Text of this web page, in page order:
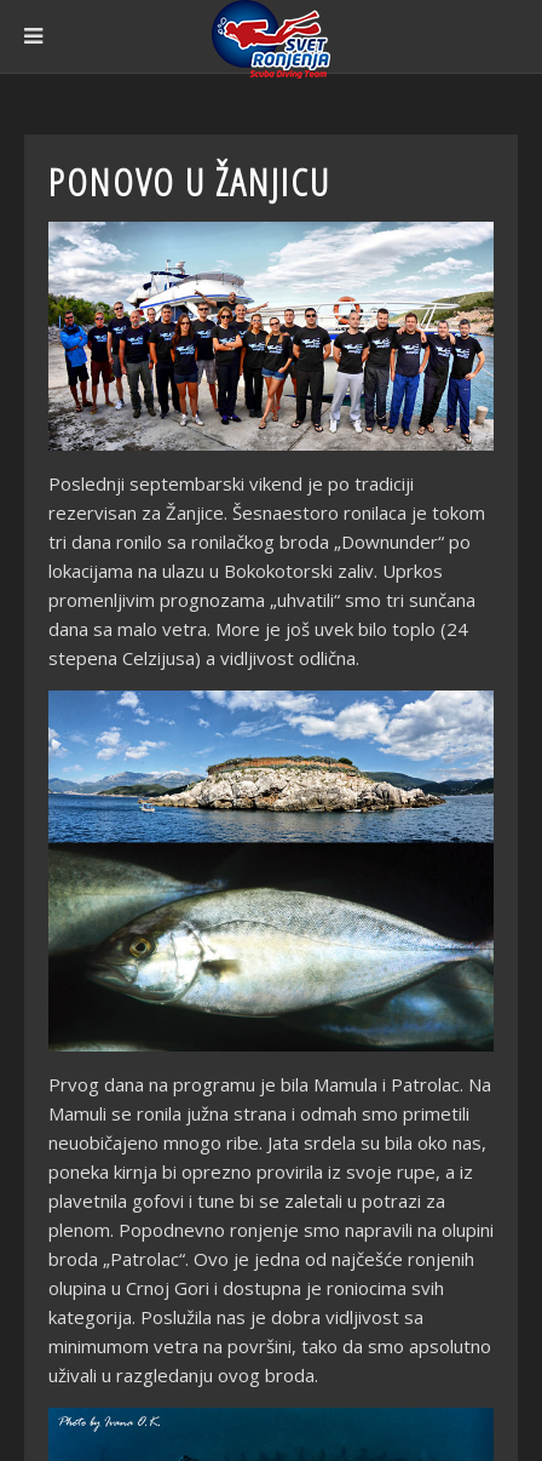
PONOVO U ŽANJICU
Poslednji septembarski vikend je po tradiciji
rezervisan za Žanjice. Šesnaestoro ronilaca je tokom
tri dana ronilo sa ronilačkog broda „Downunder“ po
lokacijama na ulazu u Bokokotorski zaliv. Uprkos
promenljivim prognozama „uhvatili“ smo tri sunčana
dana sa malo vetra. More je još uvek bilo toplo (24
stepena Celzijusa) a vidljivost odlična.
Prvog dana na programu je bila Mamula i Patrolac. Na
Mamuli se ronila južna strana i odmah smo primetili
neuobičajeno mnogo ribe. Jata srdela su bila oko nas,
poneka kirnja bi oprezno provirila iz svoje rupe, a iz
plavetnila gofovi i tune bi se zaletali u potrazi za
plenom. Popodnevno ronjenje smo napravili na olupini
broda „Patrolac“. Ovo je jedna od najčešće ronjenih
olupina u Crnoj Gori i dostupna je roniocima svih
kategorija. Poslužila nas je dobra vidljivost sa
minimumom vetra na površini, tako da smo apsolutno
uživali u razgledanju ovog broda.